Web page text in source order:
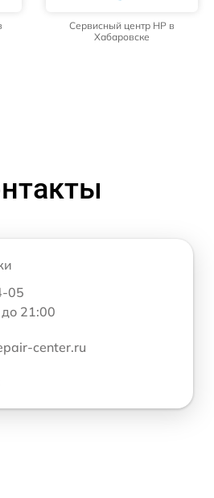
Сервисный центр HP в
Хабаровске
05
21:00
center.ru